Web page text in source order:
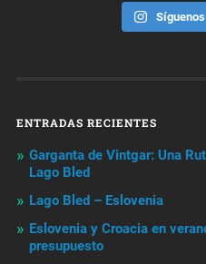
ENTRADAS RECIENTES
Garganta de Vintgar: Una
Lago Bled
Lago Bled – Eslovenia
Eslovenia y Croacia en
presupuesto